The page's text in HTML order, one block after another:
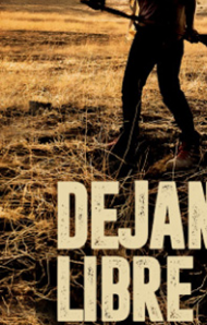
CHANCHO EN
el